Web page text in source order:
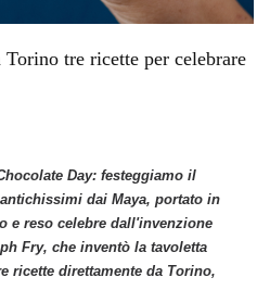
tre ricette per celebrare
Day: festeggiamo il
dai Maya, portato in
e reso celebre dall'invenzione
Fry, che inventò la tavoletta
ricette direttamente da Torino,